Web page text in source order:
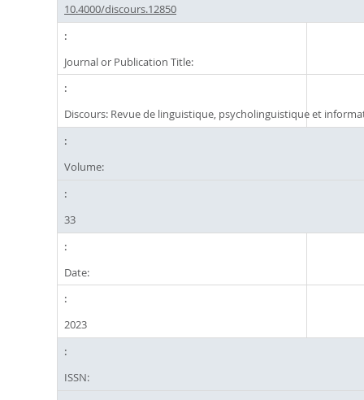
10.4000/discours.12850
Journal or Publication Title:
Discours: Revue de linguistique, psycholinguistique et
Volume:
33
Date:
2023
ISSN: